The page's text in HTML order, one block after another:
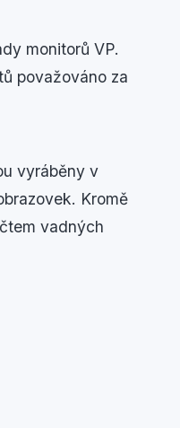
monitorů VP.
považováno za
vyráběny v
Kromě
vadných